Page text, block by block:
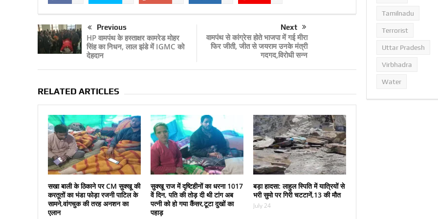
Previous
HP वामपंथ के हस्ताक्षर कामरेड मोहर
सिंह का निधन, लाल झंडे में IGMC को
देहदान
Next
वामपंथ से कांग्रेस होते भाजपा में गई मीरा
फिर जीती, जीत से जयराम उनके मंत्री
गदगद,विरोधी सन्न
RELATED ARTICLES
सखा बाली के ठिकाने पर CM सुक्‍खू की
करतूतों का भंडा फोड़ा रजनी पाटिल के
सामने,वांगचुक की तरह अनशन का
एलान
सुक्‍खू राज में दृष्टिहीनों का धरना 1017
वें दिन, पति की तोड़ दी थी टांग अब
पत्‍नी को हो गया कैंसर,टूटा दुखों का
पहाड़
बड़ा हादसा: लाहुल स्पिति में यात्रियों से
भरी सुमो पर गिरी चटटानें,13 की मौत
July 24
Tamilnadu
Terrorist
Uttar Pradesh
Virbhadra
Water